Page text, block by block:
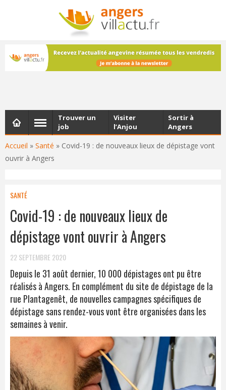
NEWSLETTER
Les dernières actualités d'Angers, chaque vendredi dans
votre boîte e-mail
Accueil » Santé » Covid-19 : de nouveaux lieux de dépistage vont
ouvrir à Angers
Trouver un
job
Visiter
l’Anjou
Sortir à
Angers
SANTÉ
Covid-19 : de nouveaux lieux de
dépistage vont ouvrir à Angers
22 SEPTEMBRE 2020
Depuis le 31 août dernier, 10 000 dépistages ont pu être
réalisés à Angers. En complément du site de dépistage de la
rue Plantagenêt, de nouvelles campagnes spécifiques de
dépistage sans rendez-vous vont être organisées dans les
semaines à venir.